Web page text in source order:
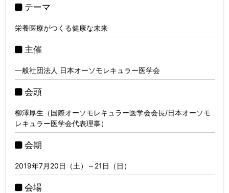
テーマ
栄養医療がつくる健康な未来
主催
一般社団法人 日本オーソモレキュラー医学会
会頭
柳澤厚生（国際オーソモレキュラー医学会会長/日本オーソモ
レキュラー医学会代表理事）
会期
2019年7月20日（土）～21日（日）
会場